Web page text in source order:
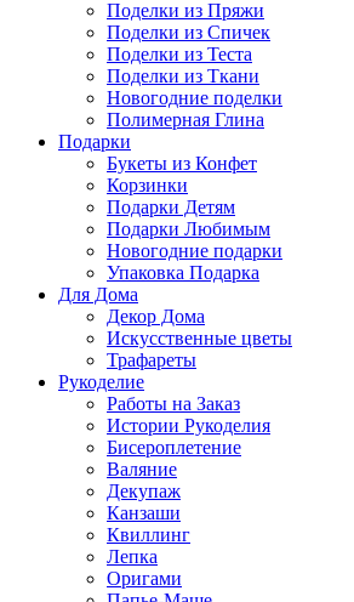
Поделки из Пряжи
Поделки из Спичек
Поделки из Теста
Поделки из Ткани
Новогодние поделки
Полимерная Глина
Подарки
Букеты из Конфет
Корзинки
Подарки Детям
Подарки Любимым
Новогодние подарки
Упаковка Подарка
Для Дома
Декор Дома
Искусственные цветы
Трафареты
Рукоделие
Работы на Заказ
Истории Рукоделия
Бисероплетение
Валяние
Декупаж
Канзаши
Квиллинг
Лепка
Оригами